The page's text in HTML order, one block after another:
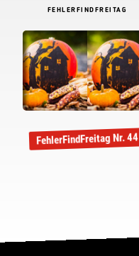
FEHLERFINDFREITAG
FehlerFindFreitag Nr. 44